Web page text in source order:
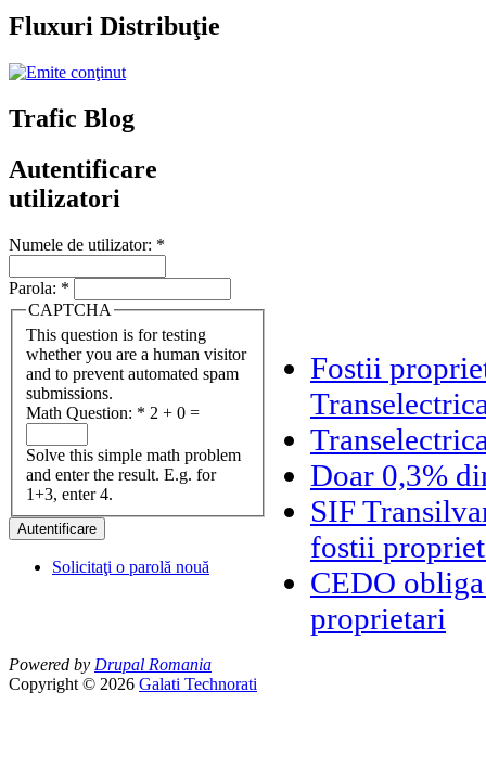
Fluxuri Distribuţie
Trafic Blog
Autentificare
utilizatori
Numele de utilizator: *
Parola: *
CAPTCHA
This question is for testing
whether you are a human visitor
and to prevent automated spam
submissions.
Math Question: * 2 + 0 =
Solve this simple math problem
and enter the result. E.g. for
1+3, enter 4.
Solicitaţi o parolă nouă
Fostii
Doar 0,3%
SIF
fostii
CEDO
proprietari
Powered by Drupal Romania
Copyright © 2026 Galati Technorati